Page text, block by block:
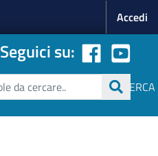
Accedi
Seguici su:
Cerca
CERCA